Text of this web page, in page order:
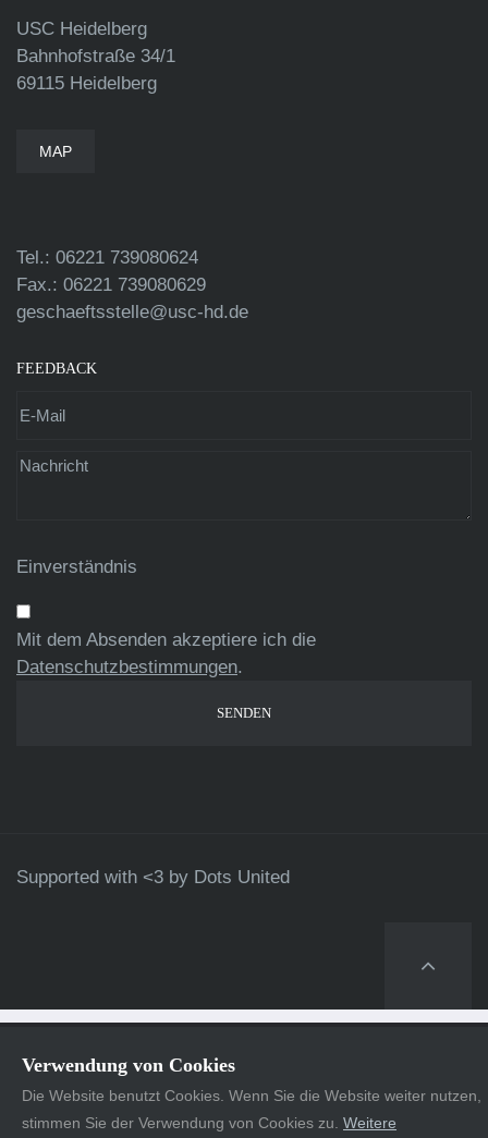
USC Heidelberg
Bahnhofstraße 34/1
69115 Heidelberg
MAP
Tel.: 06221 739080624
Fax.: 06221 739080629
geschaeftsstelle@usc-hd.de
FEEDBACK
Einverständnis
Mit dem Absenden akzeptiere ich die
Datenschutzbestimmungen.
Supported with <3 by Dots United
Verwendung von Cookies
Die Website benutzt Cookies. Wenn Sie die Website weiter nutzen,
stimmen Sie der Verwendung von Cookies zu. Weitere